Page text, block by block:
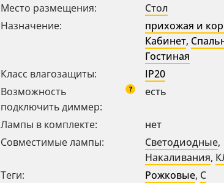
Место размещения:
Стол
Назначение:
прихожая и
Кабинет,
Гостиная
Класс влагозащиты:
IP20
Возможность
подключить диммер:
? есть
Лампы в комплекте:
нет
Совместимые лампы:
Светодиодные,
Накаливания,
Теги:
Рожковые, С